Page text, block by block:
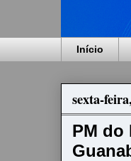
Início
sexta-
PM do